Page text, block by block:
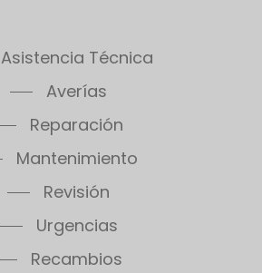
Asistencia Técnica
Averías
Reparación
Mantenimiento
Revisión
Urgencias
Recambios